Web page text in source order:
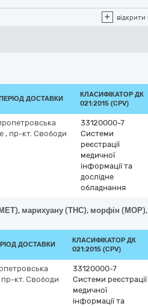
+ відкрити
ДОСТАВКИ
КЛАСИФІКАТОР ДК
021:2015 (CPV)
, пр-кт. Свободи
33120000-7
Системи
реєстрації
медичної
інформації та
дослідне
обладнання
марихуану (ТНС), морфін (МОР),
ДОСТАВКИ
КЛАСИФІКАТОР ДК
021:2015 (CPV)
пр-кт. Свободи
33120000-7
Системи реєстрації
медичної
інформації та